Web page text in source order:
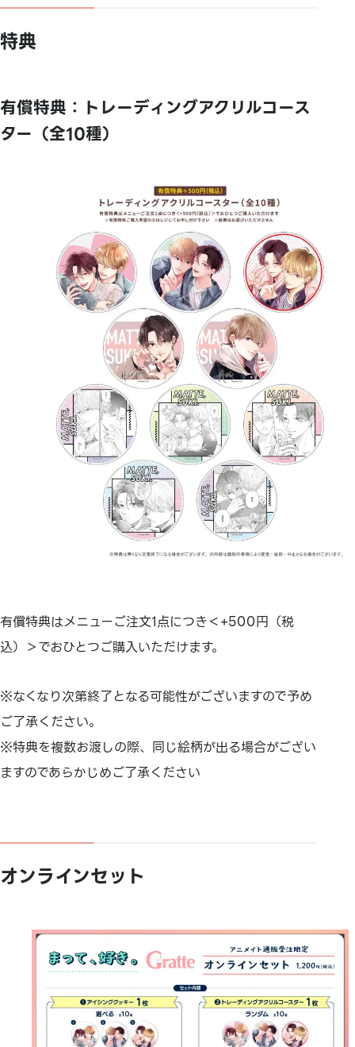
特典
有償特典：トレーディングアクリルコース
ター（全10種）
有償特典はメニューご注文1点につき＜+500円（税
込）＞でおひとつご購入いただけます。
※なくなり次第終了となる可能性がございますので予め
ご了承ください。
※特典を複数お渡しの際、同じ絵柄が出る場合がござい
ますのであらかじめご了承ください
オンラインセット